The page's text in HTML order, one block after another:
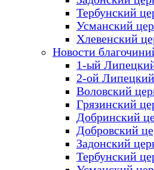
Тербунский
Усманский
Хлевенский
Новости
1-ый
2-ой
Воловский
Грязинский
Добринский
Добровский
Задонский
Тербунский